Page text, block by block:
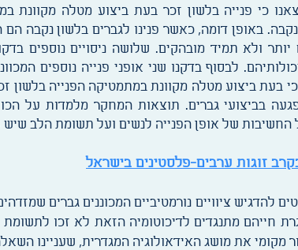
כי פנייה בלשון זכר בעת ביצוע מטלה מקוונת
באופן דומה, כאשר פנינו לגברים בלשון נקבה
ולא תמיד מובהקים. שלושה ניסויים נוספים
לבסוף בדקנו שני אופני פנייה נוספים
כי בעת ביצוע מטלה מקוונת במתמטיקה הפנייה בלשון
פגעה בביצועי גברים. תוצאות המחקר מלמדות על
החשיבות של אופן הפנייה לנשים ועל תשומת הלב
זוגות ערבים-פלסטינים בישראל
להדגיש ציוויים נורמטיביים המכוננים גברים
חייהם מתנגדים לדיכוטומיה הזאת לא זכו
מקומי את מושג האידאולוגיה המגדרית, שעניינו